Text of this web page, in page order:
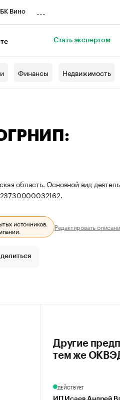
Вино
Стать экспертом
Финансы Недвижимость
область. Основной вид
источников.
Редактировать
Другие
тем же
ДЕЙСТВУЕТ